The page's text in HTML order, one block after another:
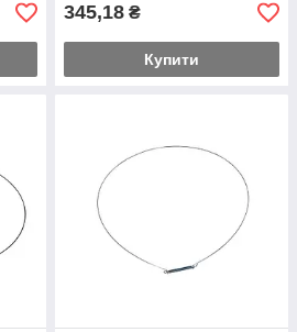
345,18 ₴
Купити